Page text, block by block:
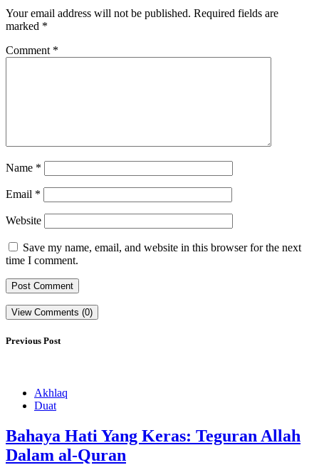
Your email address will not be published. Required fields are
marked *
Comment *
Name *
Email *
Website
Save my name, email, and website in this browser for the next
time I comment.
View Comments (0)
Previous Post
Akhlaq
Duat
Bahaya Hati Yang Keras: Teguran Allah
Dalam al-Quran